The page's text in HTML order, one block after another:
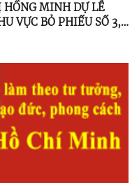
MINH DỰ LỄ
VỰC BỎ PHIẾU SỐ 3,